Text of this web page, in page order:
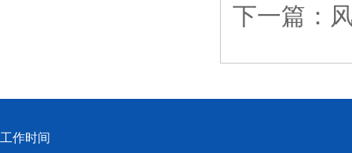
下一篇：
工作时间